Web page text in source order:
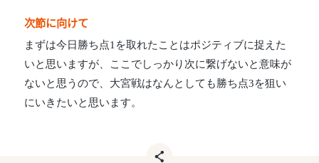
次節に向けて
まずは今日勝ち点1を取れたことはポジティブに捉えた
いと思いますが、ここでしっかり次に繋げないと意味が
ないと思うので、大宮戦はなんとしても勝ち点3を狙い
にいきたいと思います。